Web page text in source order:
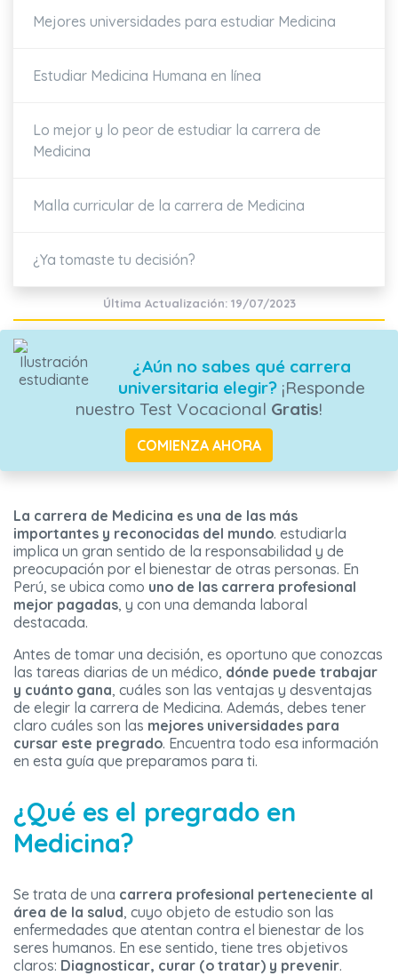
Mejores universidades para estudiar Medicina
Estudiar Medicina Humana en línea
Lo mejor y lo peor de estudiar la carrera de
Medicina
Malla curricular de la carrera de Medicina
¿Ya tomaste tu decisión?
Última Actualización: 19/07/2023
¿Aún no sabes qué carrera
universitaria elegir?¡Responde
nuestro Test Vocacional Gratis!
COMIENZA AHORA
La carrera de Medicina es una de las más
importantes y reconocidas del mundo. estudiarla
implica un gran sentido de la responsabilidad y de
preocupación por el bienestar de otras personas. En
Perú, se ubica como uno de las carrera profesional
mejor pagadas, y con una demanda laboral
destacada.
Antes de tomar una decisión, es oportuno que conozcas
las tareas diarias de un médico, dónde puede trabajar
y cuánto gana, cuáles son las ventajas y desventajas
de elegir la carrera de Medicina. Además, debes tener
claro cuáles son las mejores universidades para
cursar este pregrado. Encuentra todo esa información
en esta guía que preparamos para ti.
¿Qué es el pregrado en
Medicina?
Se trata de una carrera profesional perteneciente al
área de la salud, cuyo objeto de estudio son las
enfermedades que atentan contra el bienestar de los
seres humanos. En ese sentido, tiene tres objetivos
claros: Diagnosticar, curar (o tratar) y prevenir.